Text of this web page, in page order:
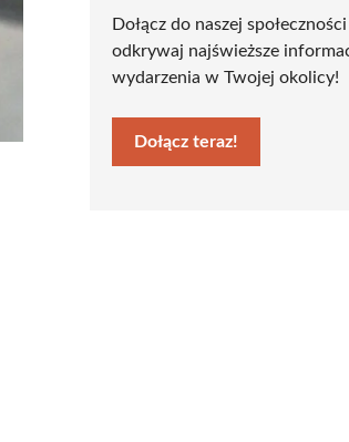
Dołącz do naszej
odkrywaj najświeższe
wydarzenia w Twojej okolicy!
Dołącz teraz!